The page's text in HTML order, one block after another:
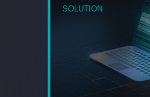
SOLUTION